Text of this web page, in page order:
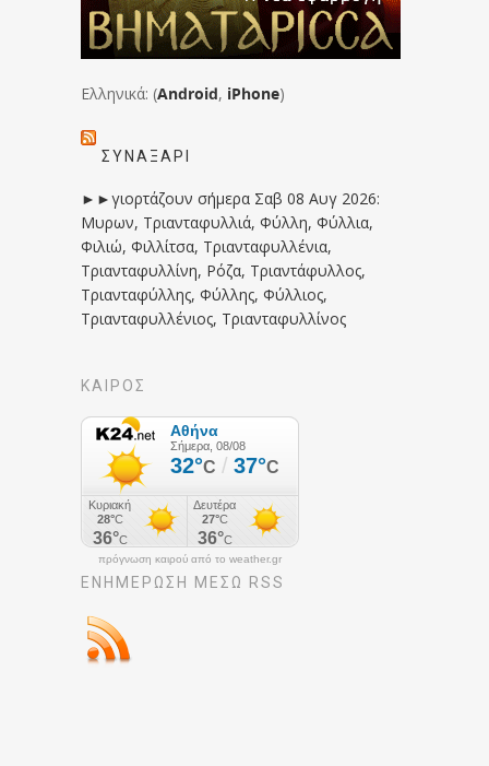
Ελληνικά: (Android, iPhone)
ΣΥΝΑΞΆΡΙ
►►γιορτάζουν σήμερα Σαβ 08 Αυγ 2026:
Μυρων, Τριανταφυλλιά, Φύλλη, Φύλλια,
Φιλιώ, Φιλλίτσα, Τριανταφυλλένια,
Τριανταφυλλίνη, Ρόζα, Τριαντάφυλλος,
Τριανταφύλλης, Φύλλης, Φύλλιος,
Τριανταφυλλένιος, Τριανταφυλλίνος
ΚΑΙΡΟΣ
πρόγνωση καιρού από το weather.gr
ΕΝΗΜΈΡΩΣΉ ΜΕΣΩ RSS